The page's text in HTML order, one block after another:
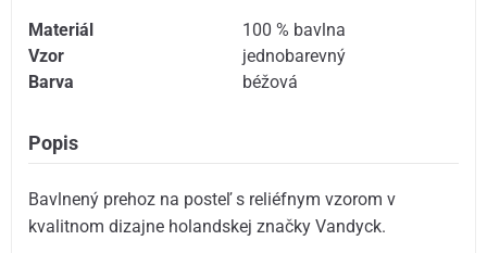
Materiál
100 % bavlna
Vzor
jednobarevný
Barva
béžová
Popis
Bavlnený prehoz na posteľ s reliéfnym vzorom v
kvalitnom dizajne holandskej značky Vandyck.